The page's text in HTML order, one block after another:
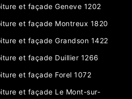
et façade Geneve 1202
et façade Montreux 1820
et façade Grandson 1422
et façade Duillier 1266
Société nettoyage toiture et façade Forel 1072
et façade Le Mont-sur-